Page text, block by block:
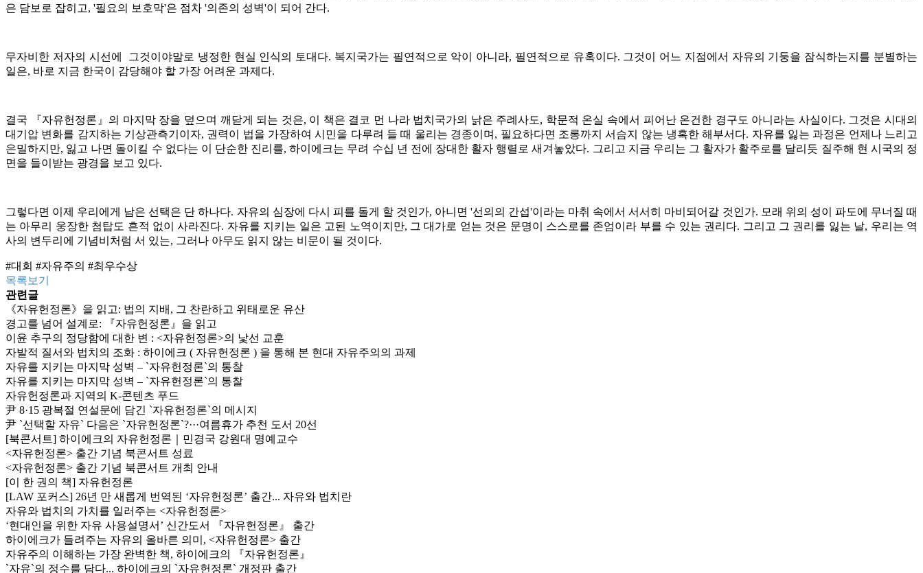
은 담보로 잡히고, '필요의 보호막'은 점차 '의존의 성벽'이 되어 간다.
무자비한 저자의 시선에 그것이야말로 냉정한 현실 인식의 토대다. 복지국가는 필연적으로 악이 아니라, 필연적으로 유혹이다. 그것이 어느 지점에서 자유의 기둥을 잠식하는지를 분별하는
일은, 바로 지금 한국이 감당해야 할 가장 어려운 과제다.
결국 『자유헌정론』의 마지막 장을 덮으며 깨닫게 되는 것은, 이 책은 결코 먼 나라 법치국가의 낡은 주례사도, 학문적 온실 속에서 피어난 온건한 경구도 아니라는 사실이다. 그것은 시대의
대기압 변화를 감지하는 기상관측기이자, 권력이 법을 가장하여 시민을 다루려 들 때 울리는 경종이며, 필요하다면 조롱까지 서슴지 않는 냉혹한 해부서다. 자유를 잃는 과정은 언제나 느리고
은밀하지만, 잃고 나면 돌이킬 수 없다는 이 단순한 진리를, 하이에크는 무려 수십 년 전에 장대한 활자 행렬로 새겨놓았다. 그리고 지금 우리는 그 활자가 활주로를 달리듯 질주해 현 시국의 정
면을 들이받는 광경을 보고 있다.
그렇다면 이제 우리에게 남은 선택은 단 하나다. 자유의 심장에 다시 피를 돌게 할 것인가, 아니면 '선의의 간섭'이라는 마취 속에서 서서히 마비되어갈 것인가. 모래 위의 성이 파도에 무너질 때
는 아무리 웅장한 첨탑도 흔적 없이 사라진다. 자유를 지키는 일은 고된 노역이지만, 그 대가로 얻는 것은 문명이 스스로를 존엄이라 부를 수 있는 권리다. 그리고 그 권리를 잃는 날, 우리는 역
사의 변두리에 기념비처럼 서 있는, 그러나 아무도 읽지 않는 비문이 될 것이다.
#대회 #자유주의 #최우수상
목록보기
관련글
《자유헌정론》을 읽고: 법의 지배, 그 찬란하고 위태로운 유산
경고를 넘어 설계로: 『자유헌정론』을 읽고
이윤 추구의 정당함에 대한 변 : <자유헌정론>의 낯선 교훈
자발적 질서와 법치의 조화 : 하이에크 ( 자유헌정론 ) 을 통해 본 현대 자유주의의 과제
자유를 지키는 마지막 성벽 – `자유헌정론`의 통찰
자유를 지키는 마지막 성벽 – `자유헌정론`의 통찰
자유헌정론과 지역의 K-콘텐츠 푸드
尹 8·15 광복절 연설문에 담긴 `자유헌정론`의 메시지
尹 `선택할 자유` 다음은 `자유헌정론`?···여름휴가 추천 도서 20선
[북콘서트] 하이에크의 자유헌정론｜민경국 강원대 명예교수
<자유헌정론> 출간 기념 북콘서트 성료
<자유헌정론> 출간 기념 북콘서트 개최 안내
[이 한 권의 책] 자유헌정론
[LAW 포커스] 26년 만 새롭게 번역된 ‘자유헌정론’ 출간... 자유와 법치란
자유와 법치의 가치를 일러주는 <자유헌정론>
‘현대인을 위한 자유 사용설명서’ 신간도서 『자유헌정론』 출간
하이에크가 들려주는 자유의 올바른 의미, <자유헌정론> 출간
자유주의 이해하는 가장 완벽한 책, 하이에크의 『자유헌정론』
`자유`의 정수를 담다... 하이에크의 `자유헌정론` 개정판 출간